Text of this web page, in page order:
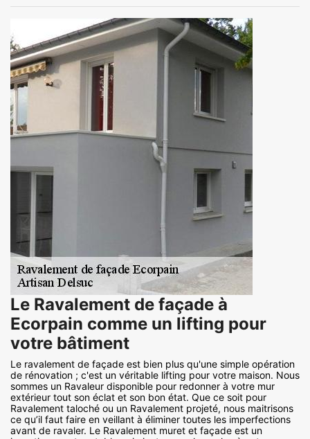
Le Ravalement de façade à
Ecorpain comme un lifting pour
votre bâtiment
Le ravalement de façade est bien plus qu'une simple opération
de rénovation ; c'est un véritable lifting pour votre maison. Nous
sommes un Ravaleur disponible pour redonner à votre mur
extérieur tout son éclat et son bon état. Que ce soit pour
Ravalement taloché ou un Ravalement projeté, nous maitrisons
ce qu’il faut faire en veillant à éliminer toutes les imperfections
avant de ravaler. Le Ravalement muret et façade est un